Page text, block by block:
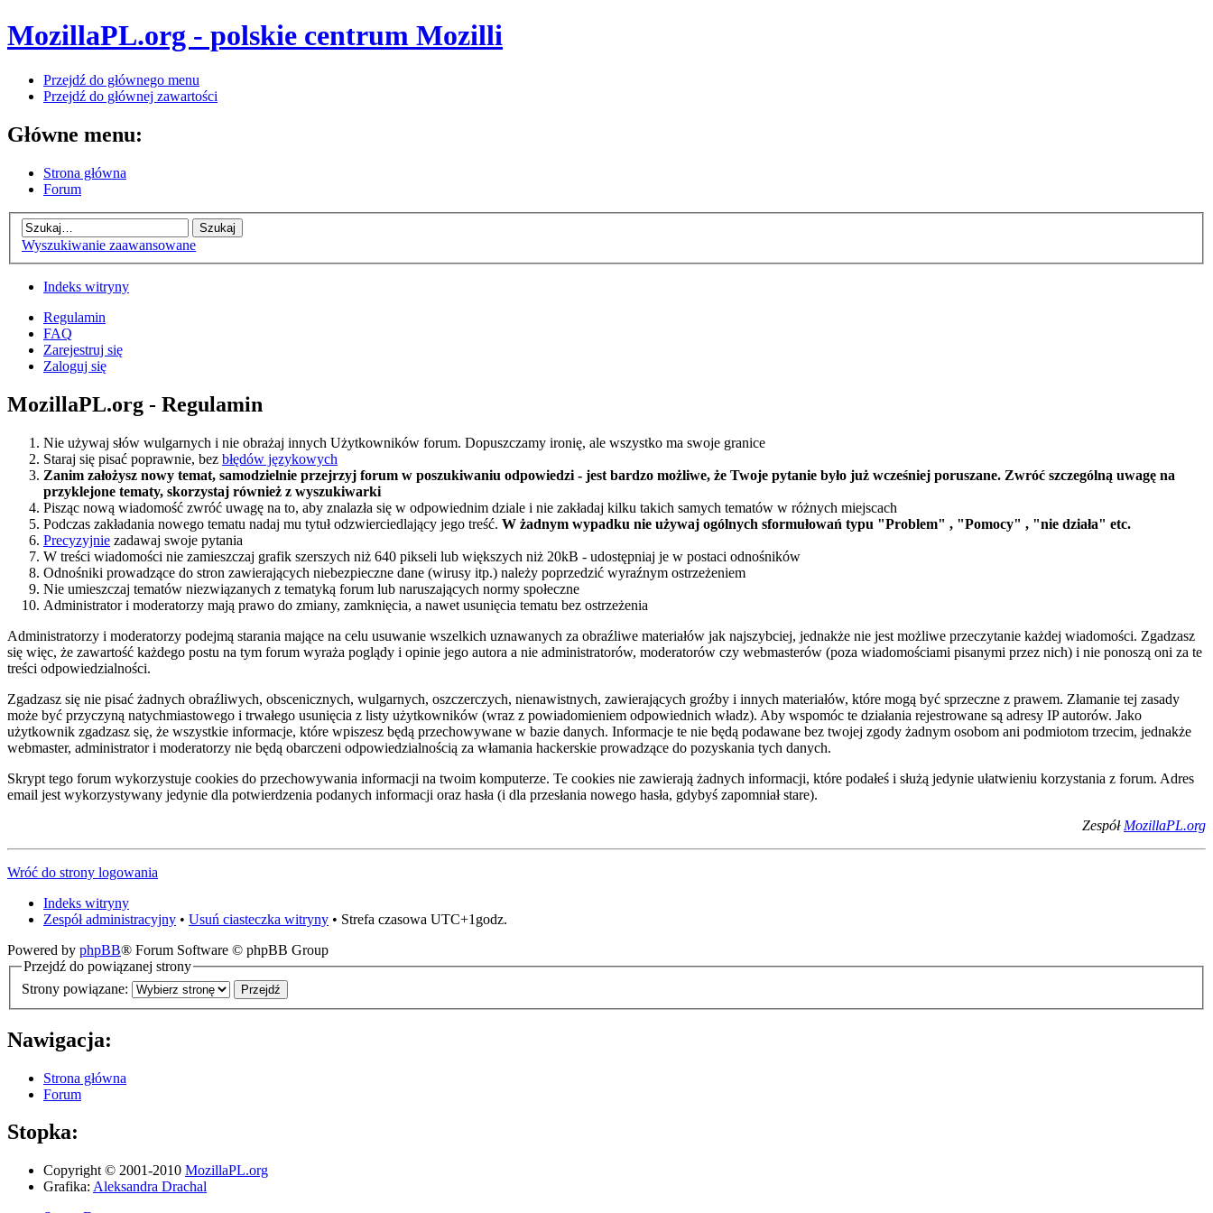
MozillaPL.org - polskie centrum Mozilli
Przejdź do głównego menu
Przejdź do głównej zawartości
Główne menu:
Strona główna
Forum
Wyszukiwanie zaawansowane
Indeks witryny
Regulamin
FAQ
Zarejestruj się
Zaloguj się
MozillaPL.org - Regulamin
Nie używaj słów wulgarnych i nie obrażaj innych Użytkowników forum. Dopuszczamy ironię, ale wszystko ma swoje granice
Staraj się pisać poprawnie, bez błędów językowych
Zanim założysz nowy temat, samodzielnie przejrzyj forum w poszukiwaniu odpowiedzi - jest bardzo możliwe, że Twoje pytanie było już wcześniej poruszane. Zwróć szczególną uwagę na
przyklejone tematy, skorzystaj również z wyszukiwarki
Pisząc nową wiadomość zwróć uwagę na to, aby znalazła się w odpowiednim dziale i nie zakładaj kilku takich samych tematów w różnych miejscach
Podczas zakładania nowego tematu nadaj mu tytuł odzwierciedlający jego treść. W żadnym wypadku nie używaj ogólnych sformułowań typu "Problem" , "Pomocy" , "nie działa" etc.
Precyzyjnie zadawaj swoje pytania
W treści wiadomości nie zamieszczaj grafik szerszych niż 640 pikseli lub większych niż 20kB - udostępniaj je w postaci odnośników
Odnośniki prowadzące do stron zawierających niebezpieczne dane (wirusy itp.) należy poprzedzić wyraźnym ostrzeżeniem
Nie umieszczaj tematów niezwiązanych z tematyką forum lub naruszających normy społeczne
Administrator i moderatorzy mają prawo do zmiany, zamknięcia, a nawet usunięcia tematu bez ostrzeżenia
Administratorzy i moderatorzy podejmą starania mające na celu usuwanie wszelkich uznawanych za obraźliwe materiałów jak najszybciej, jednakże nie jest możliwe przeczytanie każdej wiadomości. Zgadzasz
się więc, że zawartość każdego postu na tym forum wyraża poglądy i opinie jego autora a nie administratorów, moderatorów czy webmasterów (poza wiadomościami pisanymi przez nich) i nie ponoszą oni za te
treści odpowiedzialności.
Zgadzasz się nie pisać żadnych obraźliwych, obscenicznych, wulgarnych, oszczerczych, nienawistnych, zawierających groźby i innych materiałów, które mogą być sprzeczne z prawem. Złamanie tej zasady
może być przyczyną natychmiastowego i trwałego usunięcia z listy użytkowników (wraz z powiadomieniem odpowiednich władz). Aby wspomóc te działania rejestrowane są adresy IP autorów. Jako
użytkownik zgadzasz się, że wszystkie informacje, które wpiszesz będą przechowywane w bazie danych. Informacje te nie będą podawane bez twojej zgody żadnym osobom ani podmiotom trzecim, jednakże
webmaster, administrator i moderatorzy nie będą obarczeni odpowiedzialnością za włamania hackerskie prowadzące do pozyskania tych danych.
Skrypt tego forum wykorzystuje cookies do przechowywania informacji na twoim komputerze. Te cookies nie zawierają żadnych informacji, które podałeś i służą jedynie ułatwieniu korzystania z forum. Adres
email jest wykorzystywany jedynie dla potwierdzenia podanych informacji oraz hasła (i dla przesłania nowego hasła, gdybyś zapomniał stare).
Zespół MozillaPL.org
Wróć do strony logowania
Indeks witryny
Zespół administracyjny • Usuń ciasteczka witryny • Strefa czasowa UTC+1godz.
Powered by phpBB® Forum Software © phpBB Group
Przejdź do powiązanej strony
Strony powiązane:
Nawigacja:
Strona główna
Forum
Stopka:
Copyright © 2001-2010 MozillaPL.org
Grafika: Aleksandra Drachal